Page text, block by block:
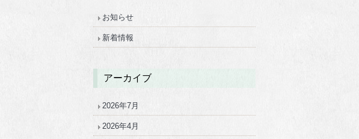
お知らせ
新着情報
アーカイブ
2026年7月
2026年4月